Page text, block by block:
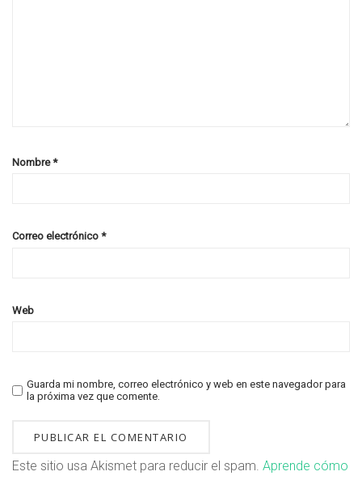
Nombre*
Correo electrónico *
Web
Guarda mi nombre, correo electrónico y web en este navegador para
la próxima vez que comente.
Este sitio usa Akismet para reducir el spam. Aprende cómo